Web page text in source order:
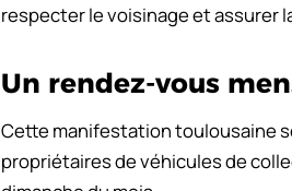
respecter le voisinage et assurer
Un rendez-vous
Cette manifestation toulousaine
propriétaires de véhicules de